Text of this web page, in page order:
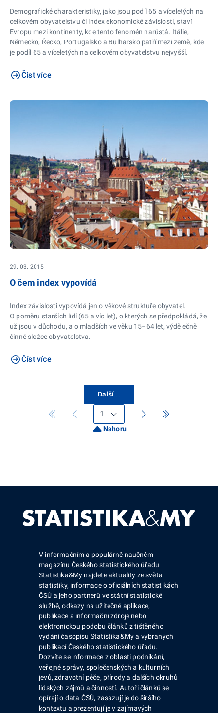
Demografické charakteristiky, jako jsou podíl 65 a víceletých na
celkovém obyvatelstvu či index ekonomické závislosti, staví
Evropu mezi kontinenty, kde tento fenomén narůstá. Itálie,
Německo, Řecko, Portugalsko a Bulharsko patří mezi země, kde
je podíl 65 a víceletých na celkovém obyvatelstvu nejvyšší.
Číst více
29. 03. 2015
O čem index vypovídá
Index závislosti vypovídá jen o věkové struktuře obyvatel.
O poměru starších lidí (65 a víc let), o kterých se předpokládá, že
už jsou v důchodu, a o mladších ve věku 15–64 let, výdělečně
činné složce obyvatelstva.
Číst více
Nahoru
Další...
V informačním a populárně naučném
magazínu Českého statistického úřadu
Statistika&My najdete aktuality ze světa
statistiky, informace o oficiálních statistikách
ČSÚ a jeho partnerů ve státní statistické
službě, odkazy na užitečné aplikace,
publikace a informační zdroje nebo
elektronickou podobu článků z tištěného
vydání časopisu Statistika&My a vybraných
publikací Českého statistického úřadu.
Dozvíte se informace z oblasti podnikání,
veřejné správy, společenských a kulturních
jevů, zdravotní péče, přírody a dalších okruhů
lidských zájmů a činností. Autoři článků se
opírají o data ČSÚ, zasazují je do širšího
kontextu a prezentují je v zajímavých